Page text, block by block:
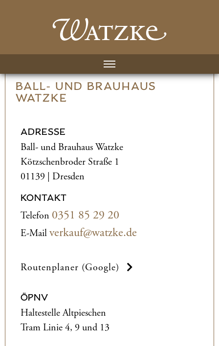
BALL- UND­ BRAUHAUS
WATZKE
ADRESSE
Ball- und­ Brauhaus Watzke
Kötzschenbroder Straße 1
01139 | Dresden
KONTAKT
Telefon 0351 85 29 20
E-Mailverkauf@watzke.de
Routenplaner (Google)
ÖPNV
Haltestelle Altpieschen
Tram Linie 4, 9 und 13